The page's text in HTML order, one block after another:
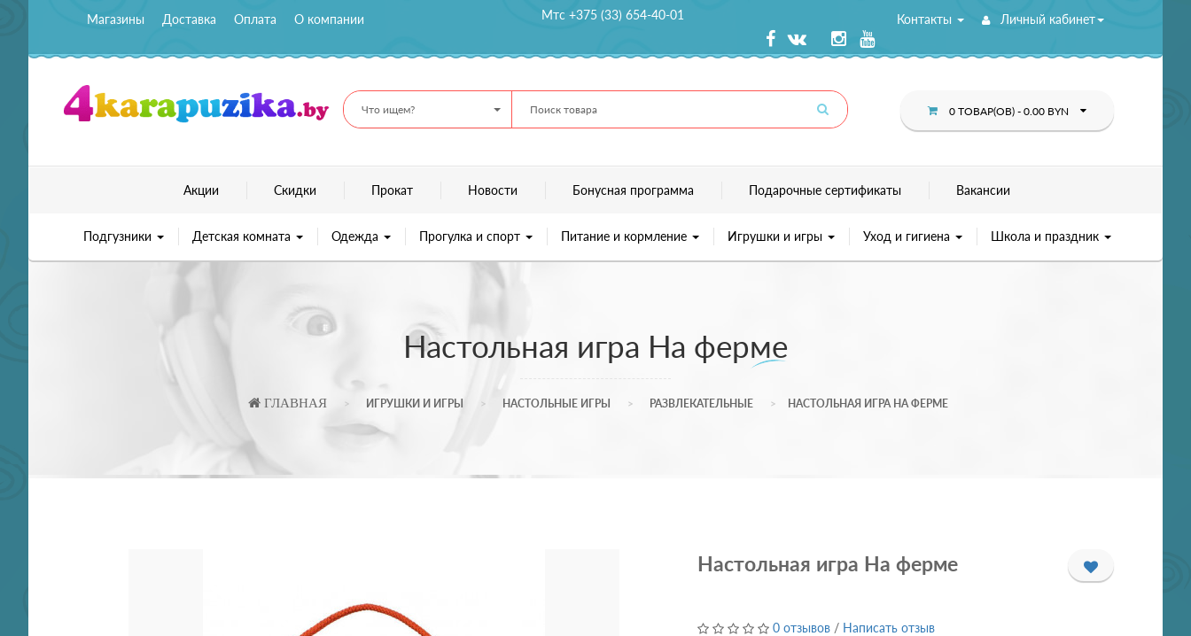
Магазины Доставка Оплата О компании Мтс +375 (33) 654-40-01 Контакты Личный кабинет
Что ищем? 0 ТОВАР(ОВ) - 0.00 BYN
Акции Скидки Прокат Новости Бонусная программа Подарочные сертификаты Вакансии
Подгузники Детская комната Одежда Прогулка и спорт Питание и кормление Игрушки и игры Уход и гигиена Школа и праздник
Настольная игра На ферме
ГЛАВНАЯ ИГРУШКИ И ИГРЫ НАСТОЛЬНЫЕ ИГРЫ РАЗВЛЕКАТЕЛЬНЫЕ НАСТОЛЬНАЯ ИГРА НА ФЕРМЕ
Настольная игра На ферме
0 отзывов / Написать отзыв